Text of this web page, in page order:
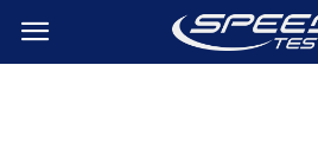
SpeedTest.pl